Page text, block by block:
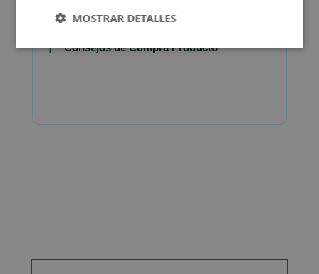
Consejos de Compra Producto
MOSTRAR DETALLES